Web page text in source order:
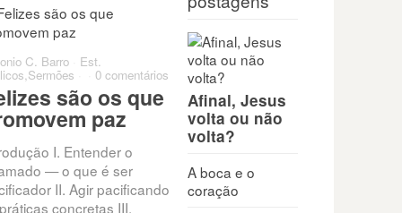
C. Barro Est.
,Sermões 0 comentários
são os que
paz
I. Entender o
— o que é ser
II. Agir pacificando
concretas III.
Afinal, Jesus
volta ou não
volta?
A boca e o
coração